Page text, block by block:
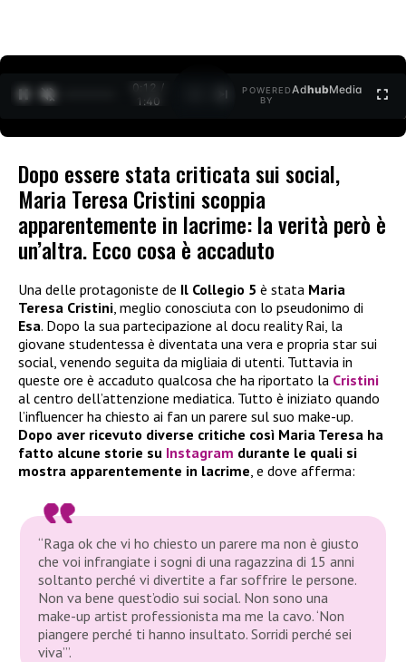
0:12 /
1:40
POWERED
BY
AdhubMedia
Dopo essere stata criticata sui social,
Maria Teresa Cristini scoppia
apparentemente in lacrime: la verità però è
un’altra. Ecco cosa è accaduto
Una delle protagoniste de Il Collegio 5 è stata Maria
Teresa Cristini, meglio conosciuta con lo pseudonimo di
Esa. Dopo la sua partecipazione al docu reality Rai, la
giovane studentessa è diventata una vera e propria star sui
social, venendo seguita da migliaia di utenti. Tuttavia in
queste ore è accaduto qualcosa che ha riportato la Cristini
al centro dell’attenzione mediatica. Tutto è iniziato quando
l’influencer ha chiesto ai fan un parere sul suo make-up.
Dopo aver ricevuto diverse critiche così Maria Teresa ha
fatto alcune storie su Instagram durante le quali si
mostra apparentemente in lacrime, e dove afferma:
“Raga ok che vi ho chiesto un parere ma non è giusto
che voi infrangiate i sogni di una ragazzina di 15 anni
soltanto perché vi divertite a far soffrire le persone.
Non va bene quest’odio sui social. Non sono una
make-up artist professionista ma me la cavo. ‘Non
piangere perché ti hanno insultato. Sorridi perché sei
viva’”.